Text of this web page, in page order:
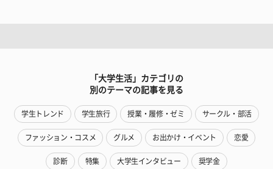
「大学生活」カテゴリの
別のテーマの記事を見る
学生トレンド 学生旅行 授業・履修・ゼミ サークル・部活
ファッション・コスメ グルメ お出かけ・イベント 恋愛
診断 特集 大学生インタビュー 奨学金